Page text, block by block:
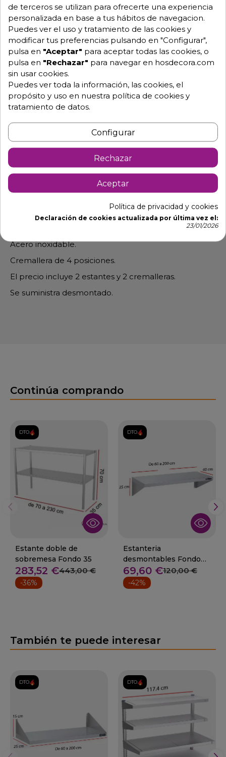
Pide tu presupuesto
Detalles de producto
Estantes en acero inoxidable para
pared con soporte.
Medidas de largo desde 60 cm hasta 120 cm.
Acero inoxidable.
Cremallera de 4 posiciones.
El precio incluye 2 estantes y 2 cremalleras.
Se suministra desmontado.
Continúa comprando
DTO.
Estante doble de
sobremesa Fondo 35
283,52 €443,00 €
-36%
DTO.
Estanteria
desmontables Fondo
40 cm Desde 60 a 200
cm
69,60 €120,00 €
-42%
También te puede interesar
DTO. DTO.
de terceros se utilizan para ofrecerte una experiencia
personalizada en base a tus hábitos de navegacion.
Puedes ver el uso y tratamiento de las cookies y
modificar tus preferencias pulsando en "Configurar",
pulsa en "Aceptar" para aceptar todas las cookies, o
pulsa en "Rechazar" para navegar en hosdecora.com
sin usar cookies.
Puedes ver toda la información, las cookies, el
propósito y uso en nuestra política de cookies y
tratamiento de datos.
Configurar
Rechazar
Aceptar
Política de privacidad y cookies
Declaración de cookies actualizada por última vez el:
23/01/2026